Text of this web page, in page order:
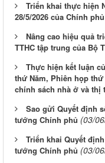
Triển khai thực hiện
28/5/2026 của Chính phủ
Nâng cao hiệu quả
TTHC tập trung của Bộ
Thực hiện kết luận
thứ Năm, Phiên họp
chính sách nhà ở và thị
Sao gửi Quyết định
tướng Chính phủ (03/
Triển khai Quyết
tướng Chính phủ (03/